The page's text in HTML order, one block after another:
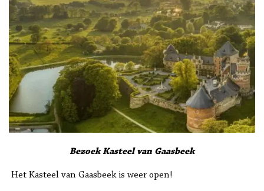
Bezoek Kasteel van Gaasbeek
Het Kasteel van Gaasbeek is weer open!